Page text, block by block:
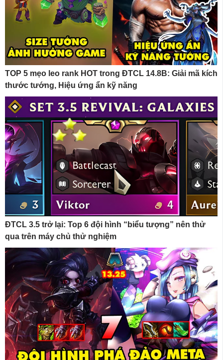
TOP 5 mẹo leo rank HOT trong ĐTCL 14.8B: Giải mã kích
thước tướng, Hiệu ứng ẩn kỹ năng
ĐTCL 3.5 trở lại: Top 6 đội hình “biểu tượng” nên thử
qua trên máy chủ thử nghiệm